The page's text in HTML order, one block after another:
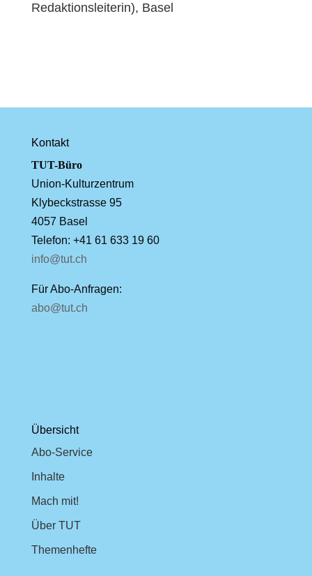
Redaktionsleiterin), Basel
Kontakt
TUT-Büro
Union-Kulturzentrum
Klybeckstrasse 95
4057 Basel
Telefon: +41 61 633 19 60
info@tut.ch
Für Abo-Anfragen:
abo@tut.ch
Übersicht
Abo-Service
Inhalte
Mach mit!
Über TUT
Themenhefte